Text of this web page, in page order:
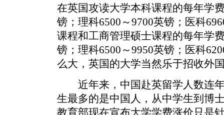
在英国攻读大学本科课程的每年学
镑；理科6500～9700英镑；医科
课程和工商管理硕士课程的每年学
镑；理科6500～9950英镑；医科
么大，英国的大学当然乐于招收外
近年来，中国赴英留学人数连年
生最多的是中国人，从中学生到博
教育部现在宣布大学学费涨价只是